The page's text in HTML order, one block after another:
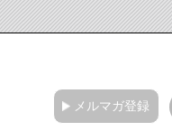
メルマガ登録